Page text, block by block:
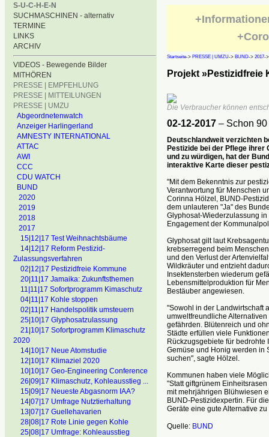
S-U-C-H-E-N
SUCHMASCHINEN - alternativ
TERMINE
LINKS
ARCHIV
VIDEOS - Bewegende Bilder
MITHÖREN
PRESSE | EMPFEHLUNG
PRESSE | MITTEILUNGEN
PRESSE | UMZU
Abgeordnetenwatch
Anzeiger Harlingerland
AMNESTY INTERNATIONAL
ATTAC
AWI
CCC
CDU WATCH
BUND
2020
2019
2018
2017
15|12|17 Test Weihnachtsbäume
14|12|17 Reform Pestizid-
Zulassungsverfahren
02|12|17 Pestizidfreie Kommune
20|11|17 Jamaika: Zukunftsthemen
11|11|17 Sofortprogramm Kimaschutz
04|11|17 Kohle stoppen
02|11|17 Handelspolitik umsteuern
25|10|17 Glyphosatzulassung
21|10|17 Sofortprogramm Klimaschutz
2020
14|10|17 Neue Atomstudie
12|10|17 Klimaziel 2020
10|10|17 Geo-Engineering Conference
26|09|17 Klimaschutz, Kohleausstieg ...
15|09|17 Neueste Abgasnorm IAA?
14|07|17 Umfrage Nutztierhaltung
13|07|17 Guellehavarien
28|08|17 Rote Linie gegen Kohle
25|08|17 Umfrage: Kohleausstieg
Startseite-> PRESSE | UMZU-> BUND-> 2017-
Projekt »Pestizidfreie
Die Verbraucher können
02-12-2017– Schon 90
Deutschlandweit verzichten
Pestizide bei der Pflege ihrer
und zu würdigen, hat der
interaktive Karte dieser
"Mit dem Bekenntnis zur
Verantwortung für Menschen
Corinna Hölzel, BUND-
dem unlauteren "Ja" des
Glyphosat-Wiederzulassung
Engagement der
Glyphosat gilt laut
krebserregend beim
und den Verlust der
Wildkräuter und entzieht
Insektensterben wiederum
Lebensmittelproduktion für
Bestäuber angewiesen.
"Sowohl in der Landwirtschaft
umweltfreundliche
gefährden. Blütenreich und
Städte erfüllen viele
Rückzugsgebiete für bedrohte
Gemüse und Honig werden in
suchen", sagte Hölzel.
Kommunen haben viele
"Statt giftgrünem
mit mehrjährigen Blühwiesen
BUND-Pestizidexpertin. Für
Geräte eine gute Alternative
Quelle: BUND